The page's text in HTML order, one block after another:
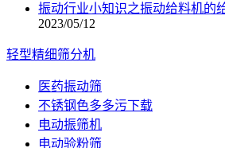
振动行业小知识之振动给料机的
2023/05/12
轻型精细筛分机
医药振动筛
不锈钢色多多污下载
电动振筛机
电动验粉筛